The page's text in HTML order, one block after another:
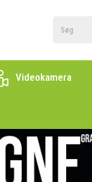
Videokamera